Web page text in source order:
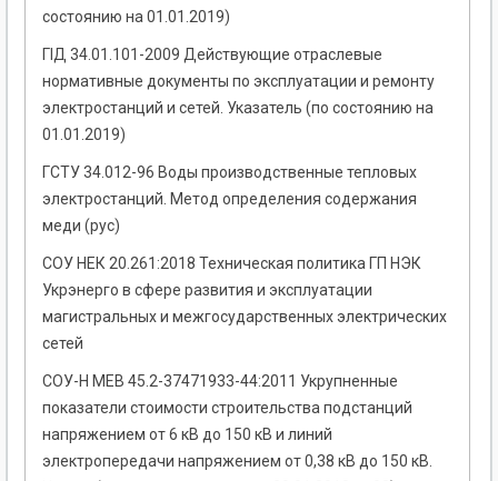
состоянию на 01.01.2019)
ГІД 34.01.101-2009 Действующие отраслевые
нормативные документы по эксплуатации и ремонту
электростанций и сетей. Указатель (по состоянию на
01.01.2019)
ГСТУ 34.012-96 Воды производственные тепловых
электростанций. Метод определения содержания
меди (рус)
СОУ НЕК 20.261:2018 Техническая политика ГП НЭК
Укрэнерго в сфере развития и эксплуатации
магистральных и межгосударственных электрических
сетей
СОУ-Н МЕВ 45.2-37471933-44:2011 Укрупненные
показатели стоимости строительства подстанций
напряжением от 6 кВ до 150 кВ и линий
электропередачи напряжением от 0,38 кВ до 150 кВ.